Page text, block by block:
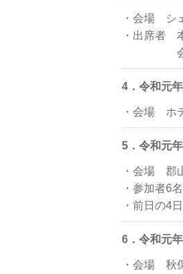
・会場 シ
・出席者
会員23
4．令和元
・会場 ホ
5．令和元
・会場 郡
・参加者6
・前日の4
6．令和元
・会場 秋